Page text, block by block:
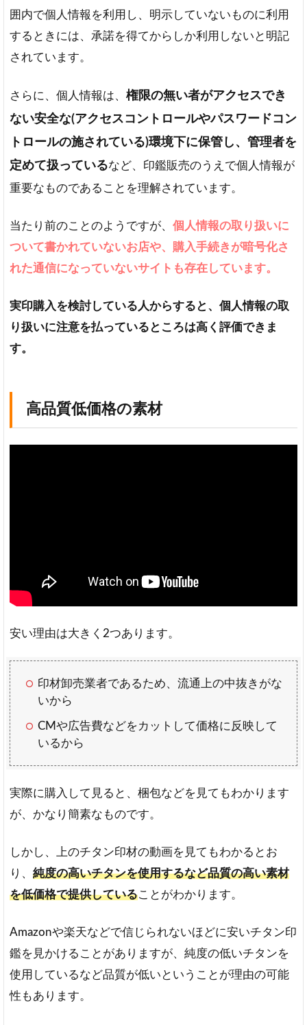
囲内で個人情報を利用し、明示していないものに利用
するときには、承諾を得てからしか利用しないと明記
されています。
さらに、個人情報は、 権限の無い者がアクセスでき
ない安全な(アクセスコントロールやパスワードコン
トロールの施されている)環境下に保管し、管理者を
定めて扱っているなど、印鑑販売のうえで個人情報が
重要なものであることを理解されています。
当たり前のことのようですが、 個人情報の取り扱いに
ついて書かれていないお店や、購入手続きが暗号化さ
れた通信になっていないサイトも存在しています。
実印購入を検討している人からすると、個人情報の取
り扱いに注意を払っているところは高く評価できま
す。
高品質低価格の素材
安い理由は大きく2つあります。
印材卸売業者であるため、流通上の中抜きがな
いから
CMや広告費などをカットして価格に反映して
いるから
実際に購入して見ると、梱包などを見てもわかります
が、かなり簡素なものです。
しかし、上のチタン印材の動画を見てもわかるとお
り、 純度の高いチタンを使用するなど品質の高い素材
を低価格で提供していることがわかります。
Amazonや楽天などで信じられないほどに安いチタン印
鑑を見かけることがありますが、純度の低いチタンを
使用しているなど品質が低いということが理由の可能
性もあります。